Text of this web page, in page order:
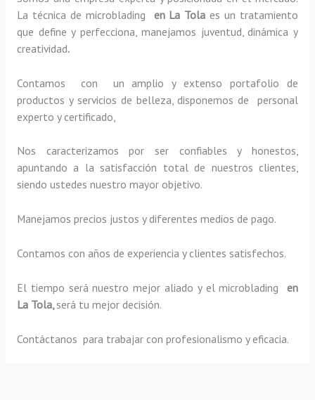
La técnica de microblading en La Tola es un tratamiento
que define y perfecciona, manejamos juventud, dinámica y
creatividad.
Contamos con un amplio y extenso portafolio de
productos y servicios de belleza, disponemos de personal
experto y certificado,
Nos caracterizamos por ser confiables y honestos,
apuntando a la satisfacción total de nuestros clientes,
siendo ustedes nuestro mayor objetivo.
Manejamos precios justos y diferentes medios de pago.
Contamos con años de experiencia y clientes satisfechos.
El tiempo será nuestro mejor aliado y elmicroblading en
La Tola, será tu mejor decisión.
Contáctanos para trabajar con profesionalismo y eficacia.